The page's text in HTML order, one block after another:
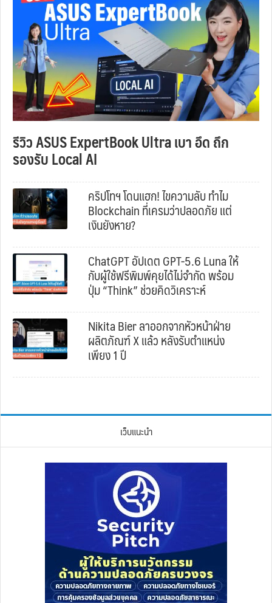
รีวิว ASUS ExpertBook Ultra เบา อึด ถึก
รองรับ Local AI
คริปโทฯ โดนแฮก! ไขความลับ ทำไม
Blockchain ที่เครมว่าปลอดภัย แต่
เงินยังหาย?
ChatGPT อัปเดต GPT-5.6 Luna ให้
กับผู้ใช้ฟรีพิมพ์คุยได้ไม่จำกัด พร้อม
ปุ่ม “Think” ช่วยคิดวิเคราะห์
Nikita Bier ลาออกจากหัวหน้าฝ่าย
ผลิตภัณฑ์ X แล้ว หลังรับตำแหน่ง
เพียง 1 ปี
เว็บแนะนำ